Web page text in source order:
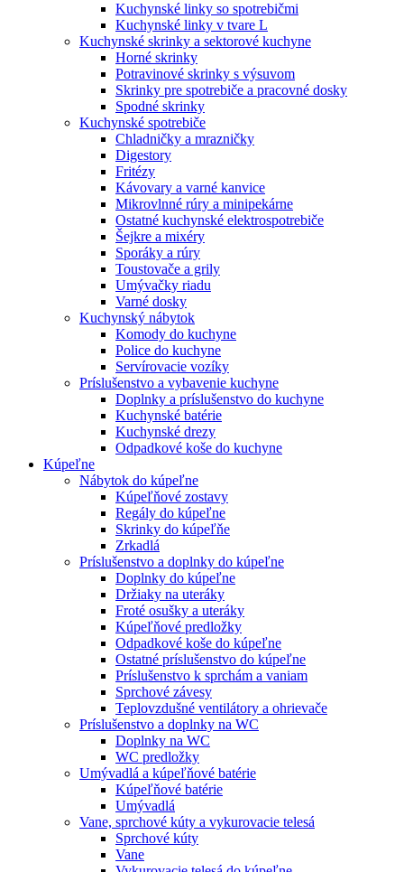
Kuchynské linky so spotrebičmi
Kuchynské linky v tvare L
Kuchynské skrinky a sektorové kuchyne
Horné skrinky
Potravinové skrinky s výsuvom
Skrinky pre spotrebiče a pracovné dosky
Spodné skrinky
Kuchynské spotrebiče
Chladničky a mrazničky
Digestory
Fritézy
Kávovary a varné kanvice
Mikrovlnné rúry a minipekárne
Ostatné kuchynské elektrospotrebiče
Šejkre a mixéry
Sporáky a rúry
Toustovače a grily
Umývačky riadu
Varné dosky
Kuchynský nábytok
Komody do kuchyne
Police do kuchyne
Servírovacie vozíky
Príslušenstvo a vybavenie kuchyne
Doplnky a príslušenstvo do kuchyne
Kuchynské batérie
Kuchynské drezy
Odpadkové koše do kuchyne
Kúpeľne
Nábytok do kúpeľne
Kúpeľňové zostavy
Regály do kúpeľne
Skrinky do kúpeľňe
Zrkadlá
Príslušenstvo a doplnky do kúpeľne
Doplnky do kúpeľne
Držiaky na uteráky
Froté osušky a uteráky
Kúpeľňové predložky
Odpadkové koše do kúpeľne
Ostatné príslušenstvo do kúpeľne
Príslušenstvo k sprchám a vaniam
Sprchové závesy
Teplovzdušné ventilátory a ohrievače
Príslušenstvo a doplnky na WC
Doplnky na WC
WC predložky
Umývadlá a kúpeľňové batérie
Kúpeľňové batérie
Umývadlá
Vane, sprchové kúty a vykurovacie telesá
Sprchové kúty
Vane